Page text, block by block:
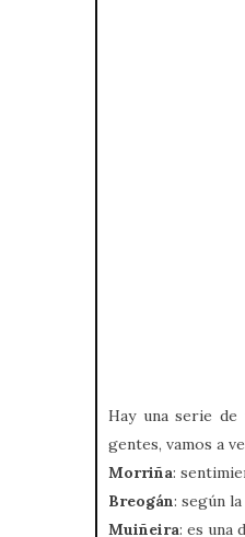
Hay una serie de
gentes, vamos a
Morriña:
Breogán: según
Muiñeira: es una